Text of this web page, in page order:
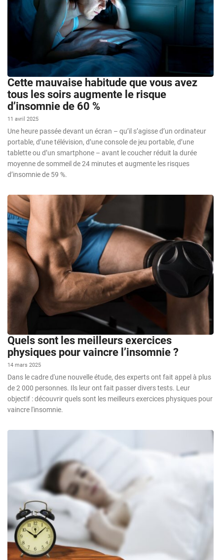
Cette mauvaise habitude que vous avez
tous les soirs augmente le risque
d’insomnie de 60 %
11 avril 2025
Une heure passée devant un écran – qu’il s’agisse d’un ordinateur
portable, d’une télévision, d’une console de jeu portable, d’une
tablette ou d’un smartphone – avant le coucher réduit la durée
moyenne de sommeil de 24 minutes et augmente les risques
d’insomnie de 59 %.
Quels sont les meilleurs exercices
physiques pour vaincre l’insomnie ?
14 mars 2025
Dans le cadre d'une nouvelle étude, des experts ont fait appel à plus
de 2 000 personnes. Ils leur ont fait passer divers tests. Leur
objectif : découvrir quels sont les meilleurs exercices physiques pour
vaincre l'insomnie.